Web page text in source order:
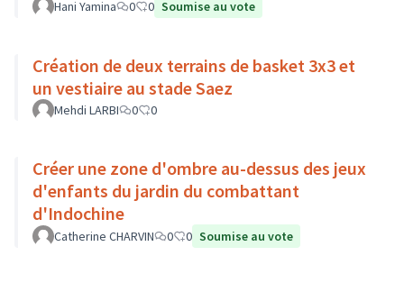
Hani Yamina 0 0 Soumise au vote
Création de deux terrains de basket 3x3 et
un vestiaire au stade Saez
Mehdi LARBI 0 0
Créer une zone d'ombre au-dessus des jeux
d'enfants du jardin du combattant
d'Indochine
Catherine CHARVIN 0 0 Soumise au vote